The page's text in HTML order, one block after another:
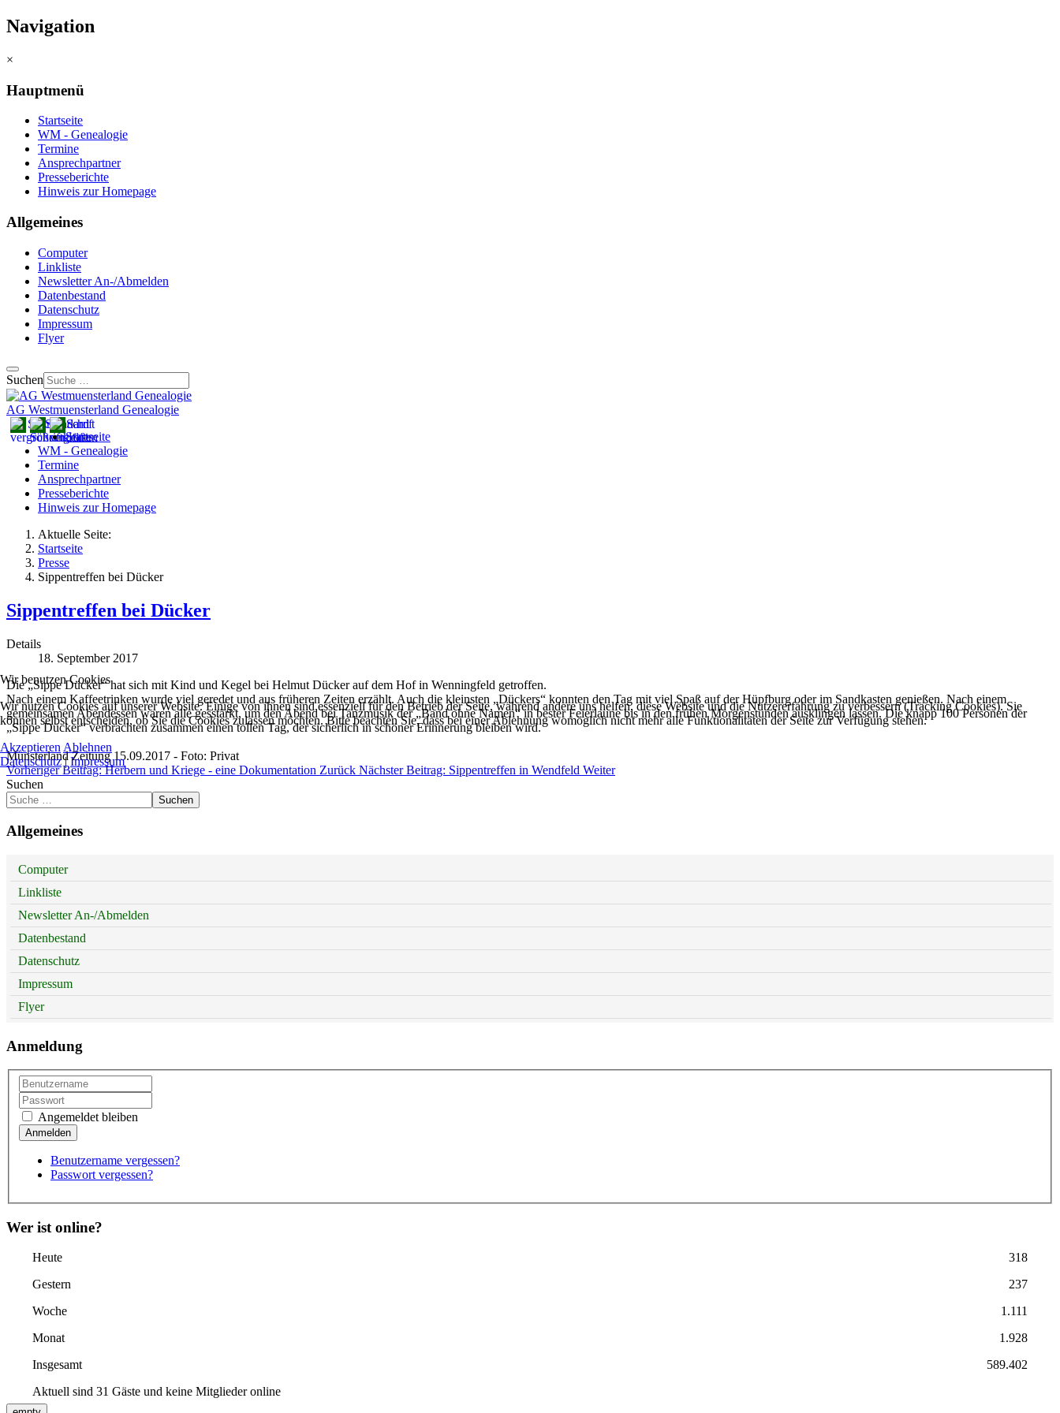
Navigation
×
Hauptmenü
Startseite
WM - Genealogie
Termine
Ansprechpartner
Presseberichte
Hinweis zur Homepage
Allgemeines
Computer
Linkliste
Newsletter An-/Abmelden
Datenbestand
Datenschutz
Impressum
Flyer
Suchen
AG Westmuensterland Genealogie
Startseite
WM - Genealogie
Termine
Ansprechpartner
Presseberichte
Hinweis zur Homepage
Aktuelle Seite:
Startseite
Presse
Sippentreffen bei Dücker
Sippentreffen bei Dücker
Details
18. September 2017
Die „Sippe Dücker“ hat sich mit Kind und Kegel bei Helmut Dücker auf dem Hof in Wenningfeld getroffen.
Nach einem Kaffeetrinken wurde viel geredet und aus früheren Zeiten erzählt. Auch die kleinsten „Dückers“ konnten den Tag mit viel Spaß auf der Hüpfburg oder im Sandkasten genießen. Nach einem
gemeinsamen Abendessen waren alle gesstärkt, um den Abend bei Tanzmusik der „Band ohne Namen“ in bester Feierlaune bis in den frühen Morgenstunden ausklingen lassen. Die knapp 100 Personen der
„Sippe Dücker“ verbrachten zusammen einen tollen Tag, der sicherlich in schöner Erinnerung bleiben wird.
Münsterland Zeitung 15.09.2017 - Foto: Privat
Vorheriger Beitrag: Herbern und Kriege - eine Dokumentation Zurück Nächster Beitrag: Sippentreffen in Wendfeld Weiter
Suchen
Suchen
Allgemeines
Computer
Linkliste
Newsletter An-/Abmelden
Datenbestand
Datenschutz
Impressum
Flyer
Anmeldung
Angemeldet bleiben
Benutzername vergessen?
Passwort vergessen?
Wer ist online?
Heute
318
Gestern
237
Woche
1.111
Monat
1.928
Insgesamt
589.402
Aktuell sind 31 Gäste und keine Mitglieder online
Wir benutzen Cookies
Wir nutzen Cookies auf unserer Website. Einige von ihnen sind essenziell für den Betrieb der Seite, während andere uns helfen, diese Website und die Nutzererfahrung zu verbessern (Tracking Cookies). Sie
können selbst entscheiden, ob Sie die Cookies zulassen möchten. Bitte beachten Sie, dass bei einer Ablehnung womöglich nicht mehr alle Funktionalitäten der Seite zur Verfügung stehen.
Akzeptieren Ablehnen
Datenschutz|Impressum